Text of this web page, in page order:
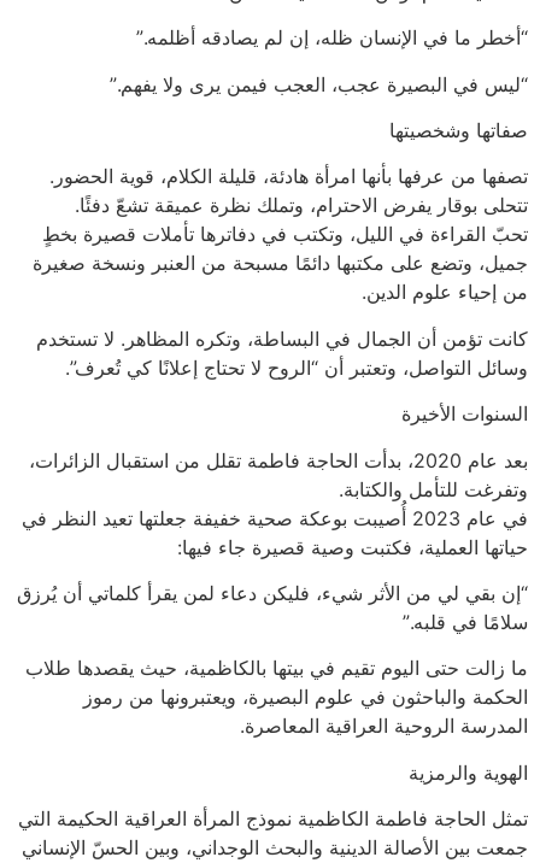
“أخطر ما في الإنسان ظله، إن لم يصادقه أظلمه.”
“ليس في البصيرة عجب، العجب فيمن يرى ولا يفهم.”
صفاتها وشخصيتها
تصفها من عرفها بأنها امرأة هادئة، قليلة الكلام، قوية الحضور.
تتحلى بوقار يفرض الاحترام، وتملك نظرة عميقة تشعّ دفئًا.
تحبّ القراءة في الليل، وتكتب في دفاترها تأملات قصيرة بخطٍ
جميل، وتضع على مكتبها دائمًا مسبحة من العنبر ونسخة صغيرة
من إحياء علوم الدين.
كانت تؤمن أن الجمال في البساطة، وتكره المظاهر. لا تستخدم
وسائل التواصل، وتعتبر أن “الروح لا تحتاج إعلانًا كي تُعرف”.
السنوات الأخيرة
بعد عام 2020، بدأت الحاجة فاطمة تقلل من استقبال الزائرات،
وتفرغت للتأمل والكتابة.
في عام 2023 أُصيبت بوعكة صحية خفيفة جعلتها تعيد النظر في
حياتها العملية، فكتبت وصية قصيرة جاء فيها:
“إن بقي لي من الأثر شيء، فليكن دعاء لمن يقرأ كلماتي أن يُرزق
سلامًا في قلبه.”
ما زالت حتى اليوم تقيم في بيتها بالكاظمية، حيث يقصدها طلاب
الحكمة والباحثون في علوم البصيرة، ويعتبرونها من رموز
المدرسة الروحية العراقية المعاصرة.
الهوية والرمزية
تمثل الحاجة فاطمة الكاظمية نموذج المرأة العراقية الحكيمة التي
جمعت بين الأصالة الدينية والبحث الوجداني، وبين الحسّ الإنساني